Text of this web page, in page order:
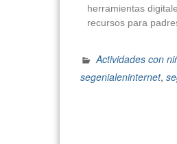
herramientas
recursos para
Actividades con
segenialeninternet,